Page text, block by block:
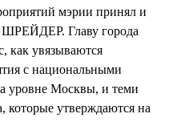
мэрии принял и
Главу города
как увязываются
с национальными
уровне Москвы, и теми
которые утверждаются на